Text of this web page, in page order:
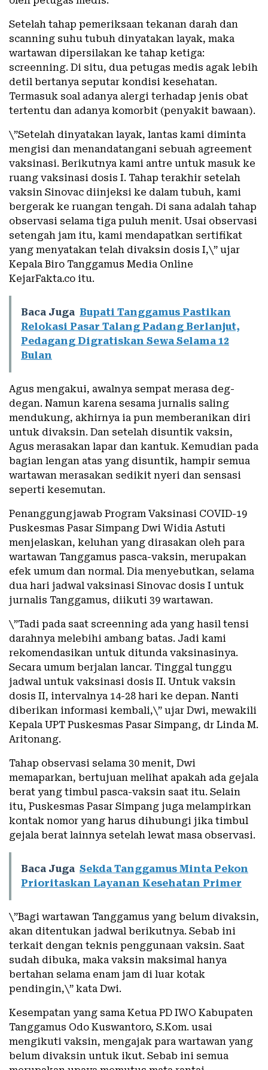
Setelah tahap pemeriksaan tekanan darah dan
scanning suhu tubuh dinyatakan layak, maka
wartawan dipersilakan ke tahap ketiga:
screenning. Di situ, dua petugas medis agak lebih
detil bertanya seputar kondisi kesehatan.
Termasuk soal adanya alergi terhadap jenis obat
tertentu dan adanya komorbit (penyakit bawaan).
\”Setelah dinyatakan layak, lantas kami diminta
mengisi dan menandatangani sebuah agreement
vaksinasi. Berikutnya kami antre untuk masuk ke
ruang vaksinasi dosis I. Tahap terakhir setelah
vaksin Sinovac diinjeksi ke dalam tubuh, kami
bergerak ke ruangan tengah. Di sana adalah tahap
observasi selama tiga puluh menit. Usai observasi
setengah jam itu, kami mendapatkan sertifikat
yang menyatakan telah divaksin dosis I,\” ujar
Kepala Biro Tanggamus Media Online
KejarFakta.co itu.
Baca Juga Bupati Tanggamus Pastikan
Relokasi Pasar Talang Padang Berlanjut,
Pedagang Digratiskan Sewa Selama 12
Bulan
Agus mengakui, awalnya sempat merasa deg-
degan. Namun karena sesama jurnalis saling
mendukung, akhirnya ia pun memberanikan diri
untuk divaksin. Dan setelah disuntik vaksin,
Agus merasakan lapar dan kantuk. Kemudian pada
bagian lengan atas yang disuntik, hampir semua
wartawan merasakan sedikit nyeri dan sensasi
seperti kesemutan.
Penanggungjawab Program Vaksinasi COVID-19
Puskesmas Pasar Simpang Dwi Widia Astuti
menjelaskan, keluhan yang dirasakan oleh para
wartawan Tanggamus pasca-vaksin, merupakan
efek umum dan normal. Dia menyebutkan, selama
dua hari jadwal vaksinasi Sinovac dosis I untuk
jurnalis Tanggamus, diikuti 39 wartawan.
\”Tadi pada saat screenning ada yang hasil tensi
darahnya melebihi ambang batas. Jadi kami
rekomendasikan untuk ditunda vaksinasinya.
Secara umum berjalan lancar. Tinggal tunggu
jadwal untuk vaksinasi dosis II. Untuk vaksin
dosis II, intervalnya 14-28 hari ke depan. Nanti
diberikan informasi kembali,\” ujar Dwi, mewakili
Kepala UPT Puskesmas Pasar Simpang, dr Linda M.
Aritonang.
Tahap observasi selama 30 menit, Dwi
memaparkan, bertujuan melihat apakah ada gejala
berat yang timbul pasca-vaksin saat itu. Selain
itu, Puskesmas Pasar Simpang juga melampirkan
kontak nomor yang harus dihubungi jika timbul
gejala berat lainnya setelah lewat masa observasi.
Baca Juga Sekda Tanggamus Minta Pekon
Prioritaskan Layanan Kesehatan Primer
\”Bagi wartawan Tanggamus yang belum divaksin,
akan ditentukan jadwal berikutnya. Sebab ini
terkait dengan teknis penggunaan vaksin. Saat
sudah dibuka, maka vaksin maksimal hanya
bertahan selama enam jam di luar kotak
pendingin,\” kata Dwi.
Kesempatan yang sama Ketua PD IWO Kabupaten
Tanggamus Odo Kuswantoro, S.Kom. usai
mengikuti vaksin, mengajak para wartawan yang
belum divaksin untuk ikut. Sebab ini semua